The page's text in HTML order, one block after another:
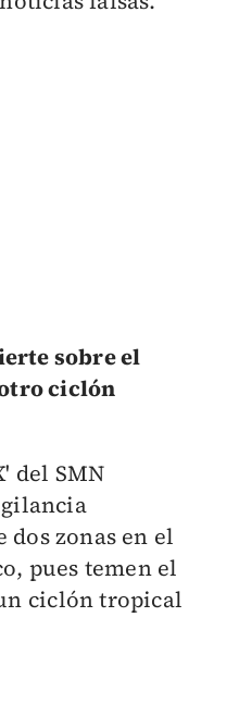
sobre el
ciclón
del SMN
dos zonas en el
pues temen el
ciclón tropical